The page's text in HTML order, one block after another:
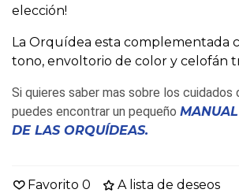
elección!
La Orquídea esta complementada
tono, envoltorio de color y celofán
Si quieres saber mas sobre los cuidados
puedes encontrar un pequeño
DE LAS ORQUÍDEAS.
Favorito 0 A lista de deseos